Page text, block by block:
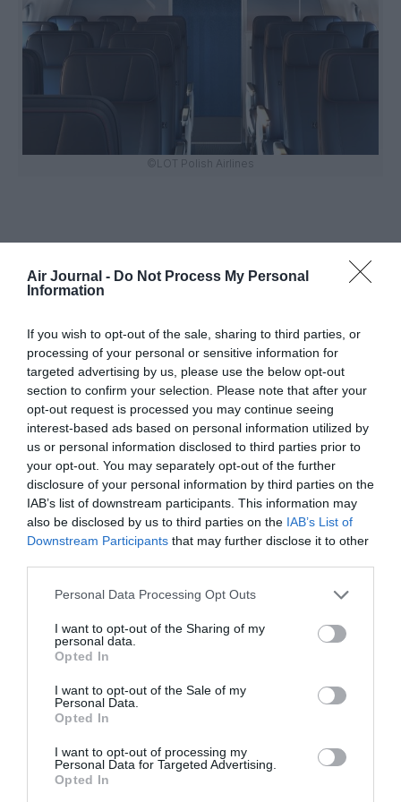
Air Journal - Do Not Process My Personal
Information
If you wish to opt-out of the sale, sharing to third parties, or
processing of your personal or sensitive information for
targeted advertising by us, please use the below opt-out
section to confirm your selection. Please note that after your
opt-out request is processed you may continue seeing
interest-based ads based on personal information utilized by
us or personal information disclosed to third parties prior to
your opt-out. You may separately opt-out of the further
disclosure of your personal information by third parties on the
IAB’s list of downstream participants. This information may
also be disclosed by us to third parties on the IAB’s List of
Downstream Participants that may further disclose it to other
Personal Data Processing Opt Outs
I want to opt-out of the Sharing of my
personal data.
Opted In
I want to opt-out of the Sale of my
Personal Data.
Opted In
I want to opt-out of processing my
Personal Data for Targeted Advertising.
Opted In
©LOT Polish Airlines
Vous avez apprécié l’article ?
NOUS SOUTENIR
PARTAGER L'ARTICLE
COMMENTAIRE(S)
Pierre a commenté :
1 septembre 2025 - 10 h
46 min
Lot vient de mettre en service les premiers Embraer E2….
A220 et E2…..flotte abondante en court-courrier